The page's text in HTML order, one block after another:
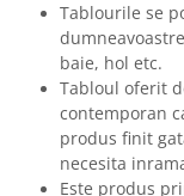
Tricouri offroad
Tricouri biciclisti
Tricouri biciclisti
Tricouri biciclisti
Tricouri biciclisti
Tricouri biciclisti
Tablourile se
baie, hol etc.
Tabloul oferit
contemporan
produs finit
necesita
Este produs